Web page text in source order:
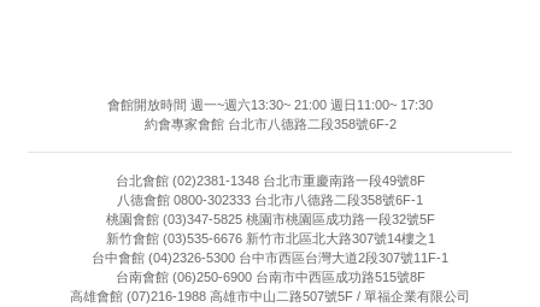
會館開放時間 週一~週六13:30~ 21:00 週日11:00~ 17:30
約會專家會館 台北市八德路二段358號6F-2
台北會館 (02)2381-1348 台北市重慶南路一段49號8F
八德會館 0800-302333 台北市八德路二段358號6F-1
桃園會館 (03)347-5825 桃園市桃園區成功路一段32號5F
新竹會館 (03)535-6676 新竹市北區北大路307號14樓之1
台中會館 (04)2326-5300 台中市西區台灣大道2段307號11F-1
台南會館 (06)250-6900 台南市中西區成功路515號8F
高雄會館 (07)216-1988 高雄市中山二路507號5F / 單福企業有限公司